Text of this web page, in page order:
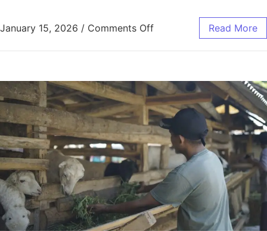
January 15, 2026 / Comments Off Read More